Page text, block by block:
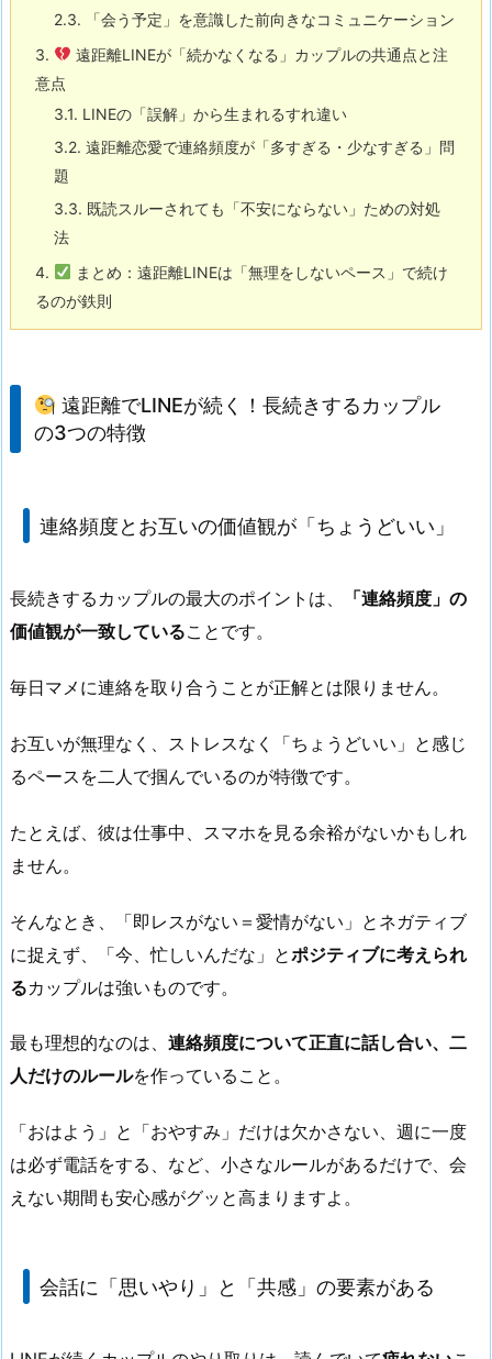
2.3. 「会う予定」を意識した前向きなコミュニケーション
3.
遠距離LINEが「続かなくなる」カップルの共通点と注
意点
3.1. LINEの「誤解」から生まれるすれ違い
3.2. 遠距離恋愛で連絡頻度が「多すぎる・少なすぎる」問
題
3.3. 既読スルーされても「不安にならない」ための対処
法
4.
まとめ：遠距離LINEは「無理をしないペース」で続け
るのが鉄則
遠距離でLINEが続く！長続きするカップル
の3つの特徴
連絡頻度とお互いの価値観が「ちょうどいい」
長続きするカップルの最大のポイントは、
「連絡頻度」の
価値観が一致していることです。
毎日マメに連絡を取り合うことが正解とは限りません。
お互いが無理なく、ストレスなく「ちょうどいい」と感じ
るペースを二人で掴んでいるのが特徴です。
たとえば、彼は仕事中、スマホを見る余裕がないかもしれ
ません。
そんなとき、「即レスがない＝愛情がない」とネガティブ
に捉えず、「今、忙しいんだな」とポジティブに考えられ
るカップルは強いものです。
最も理想的なのは、 連絡頻度について正直に話し合い、二
人だけのルールを作っていること。
「おはよう」と「おやすみ」だけは欠かさない、週に一度
は必ず電話をする、など、小さなルールがあるだけで、会
えない期間も安心感がグッと高まりますよ。
会話に「思いやり」と「共感」の要素がある